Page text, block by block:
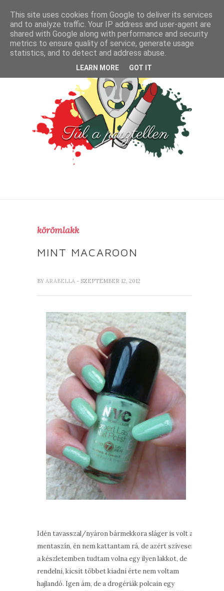
körömlakk
MINT MACAROON
BY ARABELLA - SZEPTEMBER 12, 2012
Idén tavasszal/nyáron bármekkora sláger is volt a
mentaszín, én nem kattantam rá, de azért szívesen
a készletemben tudtam volna egy ilyen lakkot, de
rendelni, kicsit többet kiadni érte nem voltam
hajlandó. Igen ám, de a drogériák polcain egy
This site uses cookies from Google to deliver its services
and to analyze traffic. Your IP address and user-agent are
shared with Google along with performance and security
metrics to ensure quality of service, generate usage
statistics, and to detect and address abuse.
LEARN MORE GOT IT